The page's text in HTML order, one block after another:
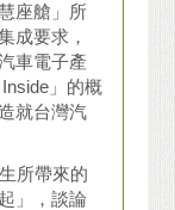
座艙」所
成要求，
車電子產
」的概
就台灣汽
所帶來的
」，談論